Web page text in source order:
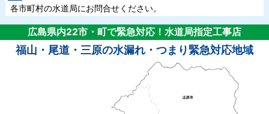
各市町村の水道局にお問合せください。
広島県内22市・町で緊急対応！水道局指定工事店
福山・尾道・三原の水漏れ・つまり緊急対応地域